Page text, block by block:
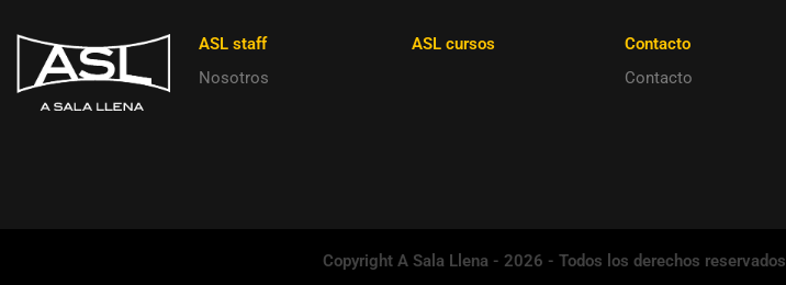
ASL staff
Nosotros
ASL cursos
Contacto
Contacto
Copyright A Sala Llena - 2026 - Todos los derechos reservados